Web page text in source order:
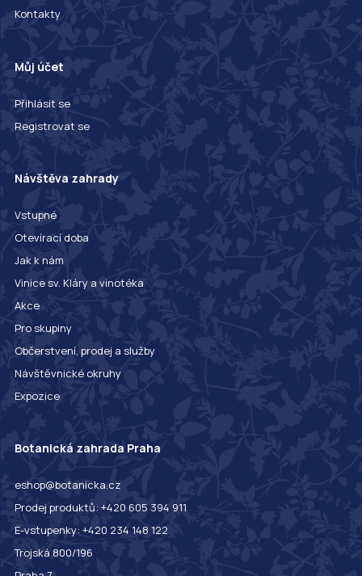
Kontakty
Můj účet
Přihlásit se
Registrovat se
Návštěva zahrady
Vstupné
Otevírací doba
Jak k nám
Vinice sv. Kláry a vinotéka
Akce
Pro skupiny
Občerstvení, prodej a služby
Návštěvnické okruhy
Expozice
Botanická zahrada Praha
eshop@botanicka.cz
Prodej produktů: +420 605 394 911
E-vstupenky: +420 234 148 122
Trojská 800/196